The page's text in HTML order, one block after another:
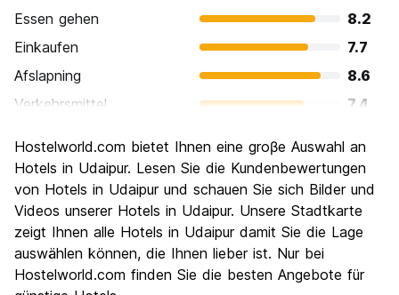
Essen gehen
8.2
Einkaufen
7.7
Afslapning
8.6
Verkehrsmittel
7.4
Kultur
9.0
Nachtleben / Party
5.9
Preis-Leistungsverhältnis
8.4
Hostelworld.com bietet Ihnen eine groβe Auswahl an
Hotels in Udaipur. Lesen Sie die Kundenbewertungen
von Hotels in Udaipur und schauen Sie sich Bilder und
Videos unserer Hotels in Udaipur. Unsere Stadtkarte
zeigt Ihnen alle Hotels in Udaipur damit Sie die Lage
auswählen können, die Ihnen lieber ist. Nur bei
Hostelworld.com finden Sie die besten Angebote für